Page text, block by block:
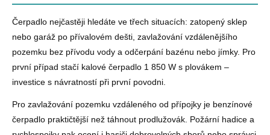
Čerpadlo nejčastěji hledáte ve třech situacích: zatopený sklep
nebo garáž po přívalovém dešti, zavlažování vzdálenějšího
pozemku bez přívodu vody a odčerpání bazénu nebo jímky. Pro
první případ stačí kalové čerpadlo 1 850 W s plovákem –
investice s návratností při první povodni.
Pro zavlažování pozemku vzdáleného od přípojky je benzínové
čerpadlo praktičtější než táhnout prodlužovák. Požární hadice a